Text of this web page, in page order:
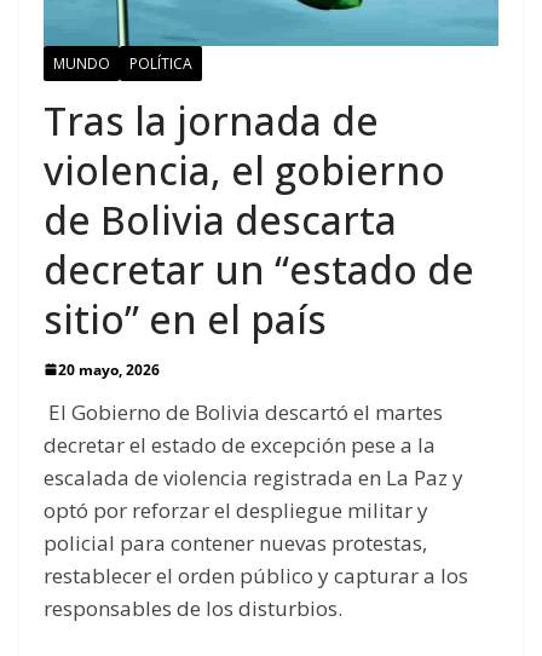
MUNDO POLÍTICA
Tras la jornada de
violencia, el gobierno
de Bolivia descarta
decretar un “estado de
sitio” en el país
20 mayo, 2026
El Gobierno de Bolivia descartó el martes
decretar el estado de excepción pese a la
escalada de violencia registrada en La Paz y
optó por reforzar el despliegue militar y
policial para contener nuevas protestas,
restablecer el orden público y capturar a los
responsables de los disturbios.